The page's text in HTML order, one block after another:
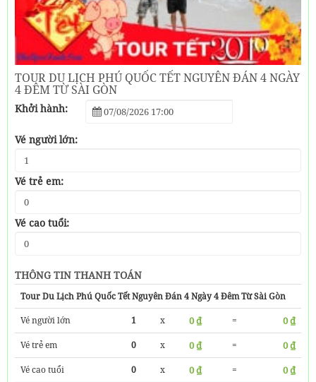
TOUR DU LỊCH PHÚ QUỐC TẾT NGUYÊN ĐÁN 4 NGÀY
4 ĐÊM TỪ SÀI GÒN
Khởi hành:
Vé người lớn:
Vé trẻ em:
Vé cao tuổi:
THÔNG TIN THANH TOÁN
Tour Du Lịch Phú Quốc Tết Nguyên Đán 4 Ngày 4 Đêm Từ Sài Gòn
Vé người lớn
1 x 0 ₫ = 0 ₫
Vé trẻ em 0 x 0 ₫ = 0 ₫
Vé cao tuổi 0 x 0 ₫ = 0 ₫